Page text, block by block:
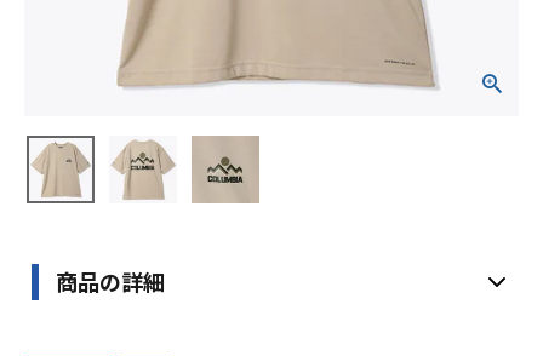
メルマガ登録
特定商取引法
商品の詳細